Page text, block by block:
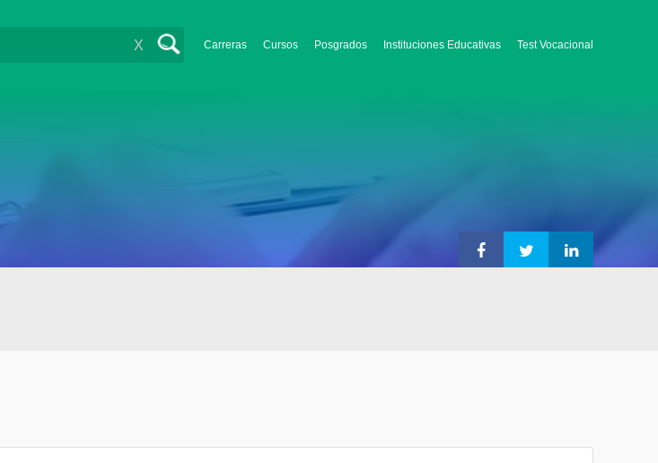
Carreras Cursos Posgrados Instituciones Educativas Test Vocacional
X